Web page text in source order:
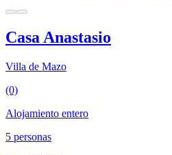
Casa Anastasio
Villa de Mazo
(0)
Alojamiento entero
5 personas